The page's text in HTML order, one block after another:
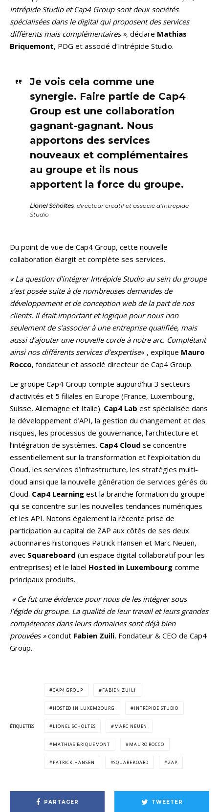
Intrépide Studio et Cap4 Group sont deux sociétés
spécialisées dans le digital qui proposent des services
différents mais complémentaires », déclare Mathias
Briquemont, PDG et associé d’Intrépide Studio.
Je vois cela comme une
synergie. Faire partie de Cap4
Group est une collaboration
gagnant-gagnant. Nous
apportons des services
nouveaux et complémentaires
au groupe et ils nous
apportent la force du groupe.
Lionel Scholtes, directeur créatif et associé d’Intrépide
Studio
Du point de vue de Cap4 Group, cette nouvelle
collaboration élargit et complète ses services.
« La question d’intégrer Intrépide Studio au sein du groupe
s’est posée suite à de nombreuses demandes de
développement et de conception web de la part de nos
clients. Il était important et logique pour nous non
seulement de s’associer à une entreprise qualifiée, mais
aussi d’ajouter une nouvelle corde à notre arc. Complétant
ainsi nos différents services d’expertise« , explique Mauro
Rocco, fondateur et associé directeur de Cap4 Group.
Le groupe Cap4 Group compte aujourd’hui 3 secteurs
d’activités et 5 filiales en Europe (France, Luxembourg,
Suisse, Allemagne et Italie). Cap4 Lab est spécialisée dans
le développement d’API, la gestion du changement et des
risques, les processus de gouvernance, l’architecture et
l’intégration de systèmes. Cap4 Cloud se concentre
essentiellement sur la transformation et l’exploitation du
Cloud, les services d’infrastructure, les stratégies multi-
cloud ainsi que la nouvelle génération de services gérés du
Cloud. Cap4 Learning est la branche formation du groupe
qui se concentre sur les nouvelles tendances numériques
et les API. Notons également la récente prise de
participation au capital de ZAP aux côtés de ses deux
actionnaires historiques Patrick Hansen et Marc Neuen,
avec Squareboard (un espace digital collaboratif pour les
entreprises) et le label Hosted in Luxembourg comme
principaux produits.
« Ce fut une évidence pour nous de les intégrer sous
l’égide du groupe. La qualité de leur travail et leurs grandes
compétences dans leurs domaines sont déjà bien
prouvées »conclut Fabien Zuili, Fondateur & CEO de Cap4
Group.
ÉTIQUETTES
CAP4 GROUP FABIEN ZUILI
HOSTED IN LUXEMBOURG INTRÉPIDE STUDIO
LIONEL SCHOLTES MARC NEUEN
MATHIAS BRIQUEMONT MAURO ROCCO
PATRICK HANSEN SQUAREBOARD ZAP
PARTAGER TWEETER